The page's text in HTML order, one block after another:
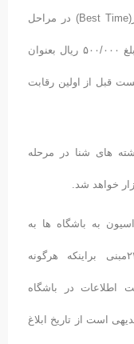
شده در برگ ارنج با رکورد ثبت شده شناگر(Best Time) در مراحل
قبلی به ازاء هررکورد اشتباه در برگ ارنج مبلغ ۵۰۰/۰۰۰ ریال بعنوان
قبل از اولین رقابت
های شنا در مرحله
خواهد شد.
به باشگاه ها به
شماره نامه ۲۱۲۶/۹۴/ص/۲۶۰ مورخ۲۴/۹/۹۴مبنی براینکه هرگونه
اطلاعات در باشگاه
است از تاریخ ابلاغ